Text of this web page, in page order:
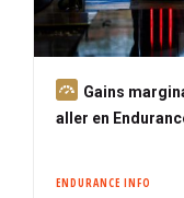
A
b
Gains
aller en
ENDURANCE INFO